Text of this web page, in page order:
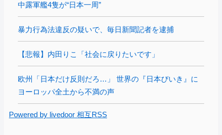
中露軍艦4隻が“日本一周”
暴力行為法違反の疑いで、毎日新聞記者を逮捕
【悲報】内田りこ「社会に戻りたいです」
欧州「日本だけ反則だろ…」 世界の『日本びいき』に
ヨーロッパ全土から不満の声
Powered by livedoor 相互RSS